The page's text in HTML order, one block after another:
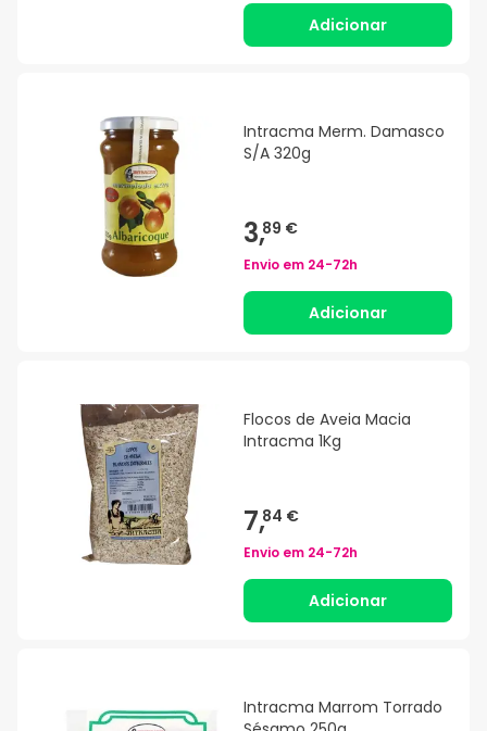
Adicionar
Intracma Merm. Damasco
S/A 320g
3,89 €
Envio em 24-72h
Adicionar
Flocos de Aveia Macia
Intracma 1Kg
7,84 €
Envio em 24-72h
Adicionar
Intracma Marrom Torrado